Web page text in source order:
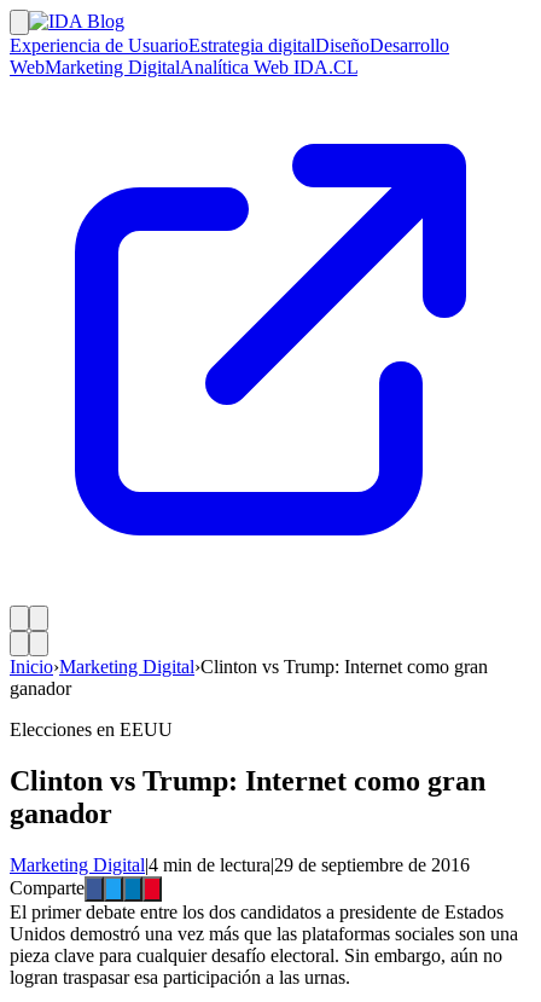
Experiencia de UsuarioEstrategia digitalDiseñoDesarrollo
WebMarketing DigitalAnalítica Web IDA.CL
Inicio›Marketing Digital›Clinton vs Trump: Internet como gran
ganador
Elecciones en EEUU
Clinton vs Trump: Internet como gran
ganador
Marketing Digital|4 min de lectura|29 de septiembre de 2016
Comparte
El primer debate entre los dos candidatos a presidente de Estados
Unidos demostró una vez más que las plataformas sociales son una
pieza clave para cualquier desafío electoral. Sin embargo, aún no
logran traspasar esa participación a las urnas.